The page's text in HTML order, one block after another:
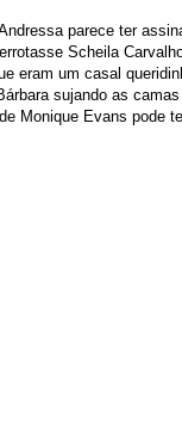
parece ter
Scheila
eram um casal
sujando as
Monique Evans pode